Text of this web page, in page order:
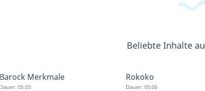
Beliebte Inhalte
Barock Merkmale
Dauer: 05:03
Rokoko
Dauer: 05:06